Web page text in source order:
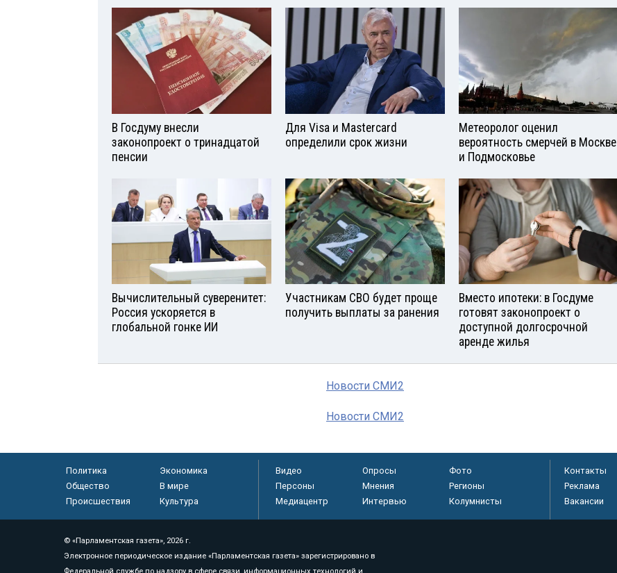
В Госдуму внесли
законопроект о тринадцатой
пенсии
Для Visа и Mastercard
определили срок жизни
Метеоролог оценил
вероятность смерчей в Москве
и Подмосковье
Вычислительный суверенитет:
Россия ускоряется в
глобальной гонке ИИ
Участникам СВО будет проще
получить выплаты за ранения
Вместо ипотеки: в Госдуме
готовят законопроект о
доступной долгосрочной
аренде жилья
Новости СМИ2
Новости СМИ2
Политика
Экономика
Общество
В мире
Происшествия
Культура
Видео Опросы
Фото
Персоны
Мнения
Регионы
Медиацентр
Интервью Колумнисты
Контакты
Реклама
Вакансии
© «Парламентская газета», 2026 г.
Электронное периодическое издание «Парламентская газета» зарегистрировано в